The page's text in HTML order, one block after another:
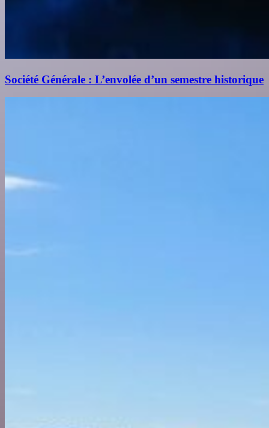
Société Générale : L’envolée d’un semestre historique